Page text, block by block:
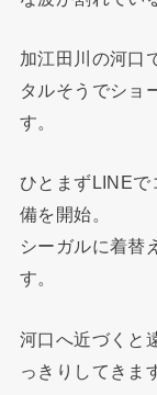
加江田川の河口
タルそうでショ
す。
ひとまずLINE
備を開始。
シーガルに着替
す。
河口へ近づくと
っきりしてきま